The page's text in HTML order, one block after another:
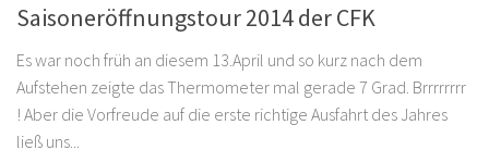
Saisoneröffnungstour 2014 der CFK
Es war noch früh an diesem 13.April und so kurz nach dem
Aufstehen zeigte das Thermometer mal gerade 7 Grad. Brrrrrrrr
! Aber die Vorfreude auf die erste richtige Ausfahrt des Jahres
ließ uns...